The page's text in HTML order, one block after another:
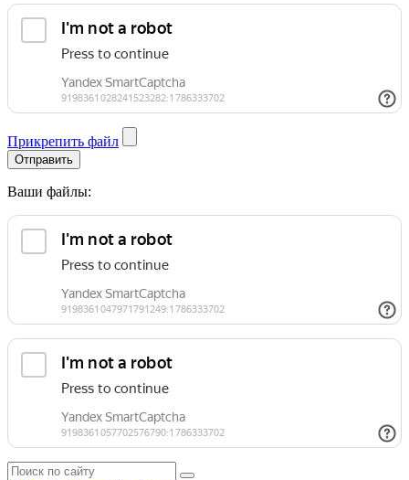
Прикрепить файл
Отправить
Ваши файлы: